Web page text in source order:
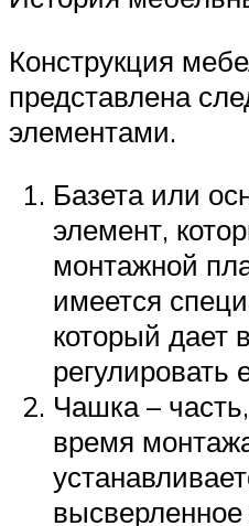
Конструкция
представлена
элементами.
Базета или
элемент,
монтажной
имеется
который дает
регулировать
Чашка –
время